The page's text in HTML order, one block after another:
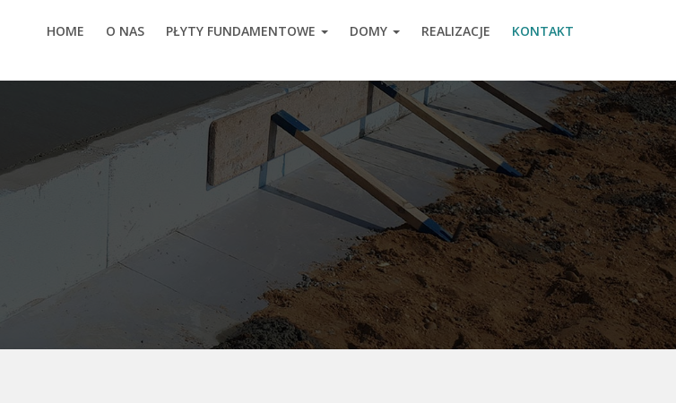
HOME O NAS PŁYTY FUNDAMENTOWE DOMY REALIZACJE KONTAKT